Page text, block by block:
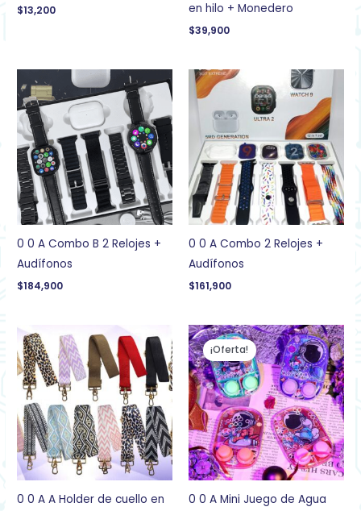
$13,200
en hilo + Monedero
$39,900
0 0 A Combo B 2 Relojes +
Audífonos
$184,900
0 0 A Combo 2 Relojes +
Audífonos
$161,900
0 0 A A Holder de cuello en
¡Oferta!
0 0 A Mini Juego de Agua
El
precio
original
era:
$19,900.
El
precio
actual
es:
$12,500.